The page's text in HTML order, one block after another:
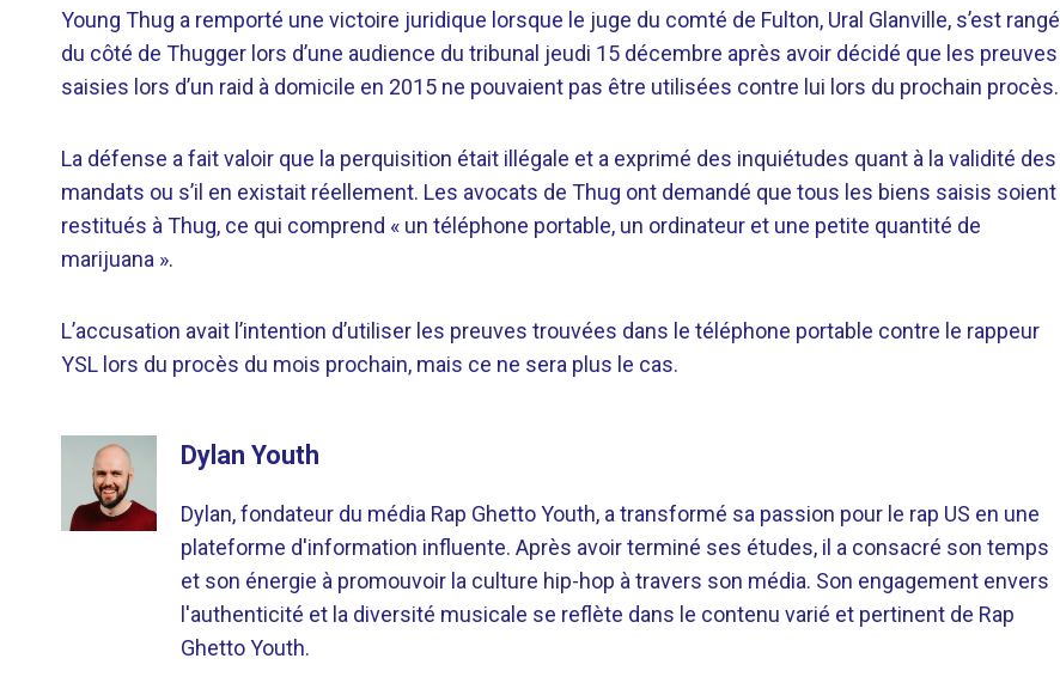
Young Thug a remporté une victoire juridique lorsque le juge du comté de Fulton, Ural Glanville, s’est rangé
du côté de Thugger lors d’une audience du tribunal jeudi 15 décembre après avoir décidé que les preuves
saisies lors d’un raid à domicile en 2015 ne pouvaient pas être utilisées contre lui lors du prochain procès.
La défense a fait valoir que la perquisition était illégale et a exprimé des inquiétudes quant à la validité des
mandats ou s’il en existait réellement. Les avocats de Thug ont demandé que tous les biens saisis soient
restitués à Thug, ce qui comprend « un téléphone portable, un ordinateur et une petite quantité de
marijuana ».
L’accusation avait l’intention d’utiliser les preuves trouvées dans le téléphone portable contre le rappeur
YSL lors du procès du mois prochain, mais ce ne sera plus le cas.
Dylan Youth
Dylan, fondateur du média Rap Ghetto Youth, a transformé sa passion pour le rap US en une
plateforme d'information influente. Après avoir terminé ses études, il a consacré son temps
et son énergie à promouvoir la culture hip-hop à travers son média. Son engagement envers
l'authenticité et la diversité musicale se reflète dans le contenu varié et pertinent de Rap
Ghetto Youth.